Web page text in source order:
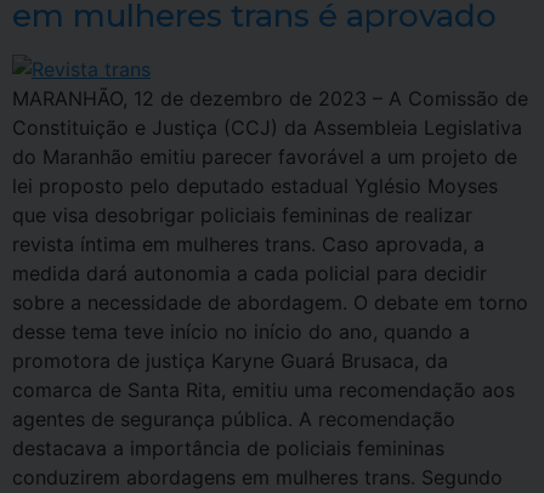
em mulheres trans é aprovado
MARANHÃO, 12 de dezembro de 2023 – A Comissão de
Constituição e Justiça (CCJ) da Assembleia Legislativa
do Maranhão emitiu parecer favorável a um projeto de
lei proposto pelo deputado estadual Yglésio Moyses
que visa desobrigar policiais femininas de realizar
revista íntima em mulheres trans. Caso aprovada, a
medida dará autonomia a cada policial para decidir
sobre a necessidade de abordagem. O debate em torno
desse tema teve início no início do ano, quando a
promotora de justiça Karyne Guará Brusaca, da
comarca de Santa Rita, emitiu uma recomendação aos
agentes de segurança pública. A recomendação
destacava a importância de policiais femininas
conduzirem abordagens em mulheres trans. Segundo